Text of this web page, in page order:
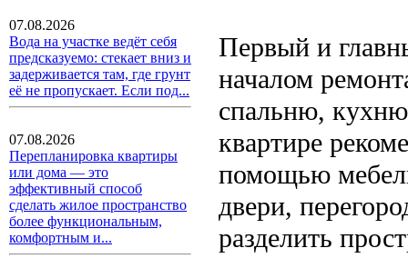
07.08.2026
Вода на участке ведёт себя
предсказуемо: стекает вниз и
задерживается там, где грунт
её не пропускает. Если под...
07.08.2026
Перепланировка квартиры
или дома — это
эффективный способ
сделать жилое пространство
более функциональным,
комфортным и...
Первый и
началом
спальню,
квартире
помощью
двери,
разделить